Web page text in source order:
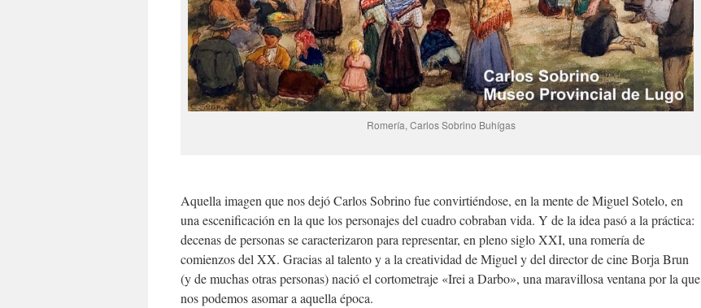
Romería, Carlos Sobrino Buhígas
Aquella imagen que nos dejó Carlos Sobrino fue convirtiéndose, en la mente de Miguel Sotelo, en
una escenificación en la que los personajes del cuadro cobraban vida. Y de la idea pasó a la práctica:
decenas de personas se caracterizaron para representar, en pleno siglo XXI, una romería de
comienzos del XX. Gracias al talento y a la creatividad de Miguel y del director de cine Borja Brun
(y de muchas otras personas) nació el cortometraje «Irei a Darbo», una maravillosa ventana por la que
nos podemos asomar a aquella época.